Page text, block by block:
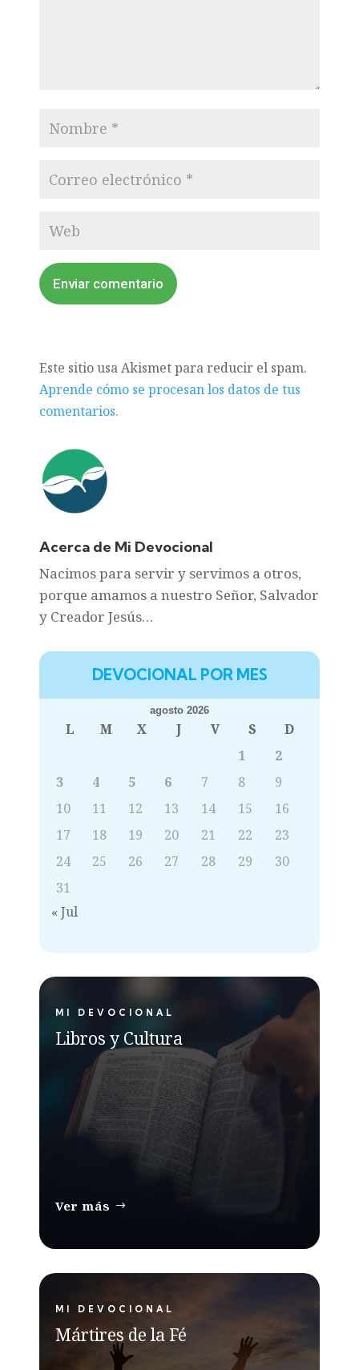
Enviar comentario
Este sitio usa Akismet para reducir el spam.
Aprende cómo se procesan los datos de tus
comentarios.
Acerca de Mi Devocional
Nacimos para servir y servimos a otros,
porque amamos a nuestro Señor, Salvador
y Creador Jesús…
DEVOCIONAL POR MES
agosto 2026
L M X J V S
D
1
2
3
4 5 6 7 8
9
10
11 12 13 14 15
16
17
18 19 20 21 22
23
24
25 26 27 28 29
30
31
« Jul
MI DEVOCIONAL
Libros y Cultura
Ver más
MI DEVOCIONAL
Mártires de la Fé